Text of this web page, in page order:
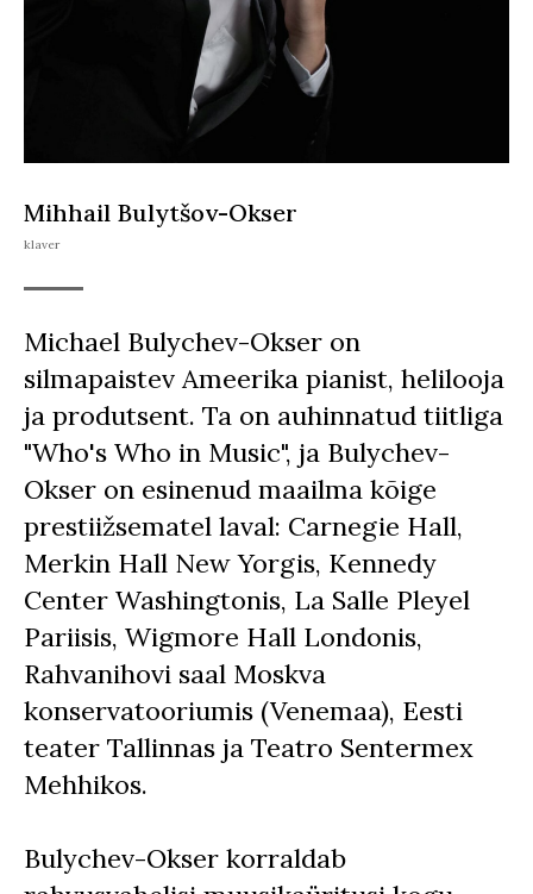
Mihhail Bulytšov-Okser
klaver
Michael Bulychev-Okser on
silmapaistev Ameerika pianist, helilooja
ja produtsent. Ta on auhinnatud tiitliga
"Who's Who in Music", ja Bulychev-
Okser on esinenud maailma kõige
prestiižsematel laval: Carnegie Hall,
Merkin Hall New Yorgis, Kennedy
Center Washingtonis, La Salle Pleyel
Pariisis, Wigmore Hall Londonis,
Rahvanihovi saal Moskva
konservatooriumis (Venemaa), Eesti
teater Tallinnas ja Teatro Sentermex
Mehhikos.
Bulychev-Okser korraldab